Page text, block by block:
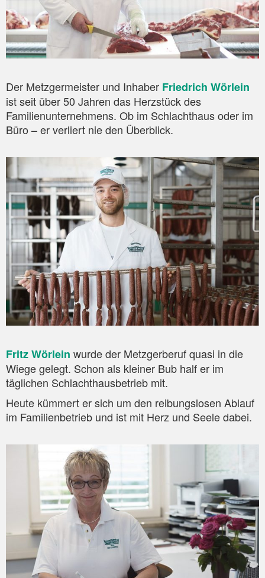
Der Metzgermeister und Inhaber Friedrich Wörlein
ist seit über 50 Jahren das Herzstück des
Familienunternehmens. Ob im Schlachthaus oder im
Büro – er verliert nie den Überblick.
Fritz Wörlein wurde der Metzgerberuf quasi in die
Wiege gelegt. Schon als kleiner Bub half er im
täglichen Schlachthausbetrieb mit.
Heute kümmert er sich um den reibungslosen Ablauf
im Familienbetrieb und ist mit Herz und Seele dabei.